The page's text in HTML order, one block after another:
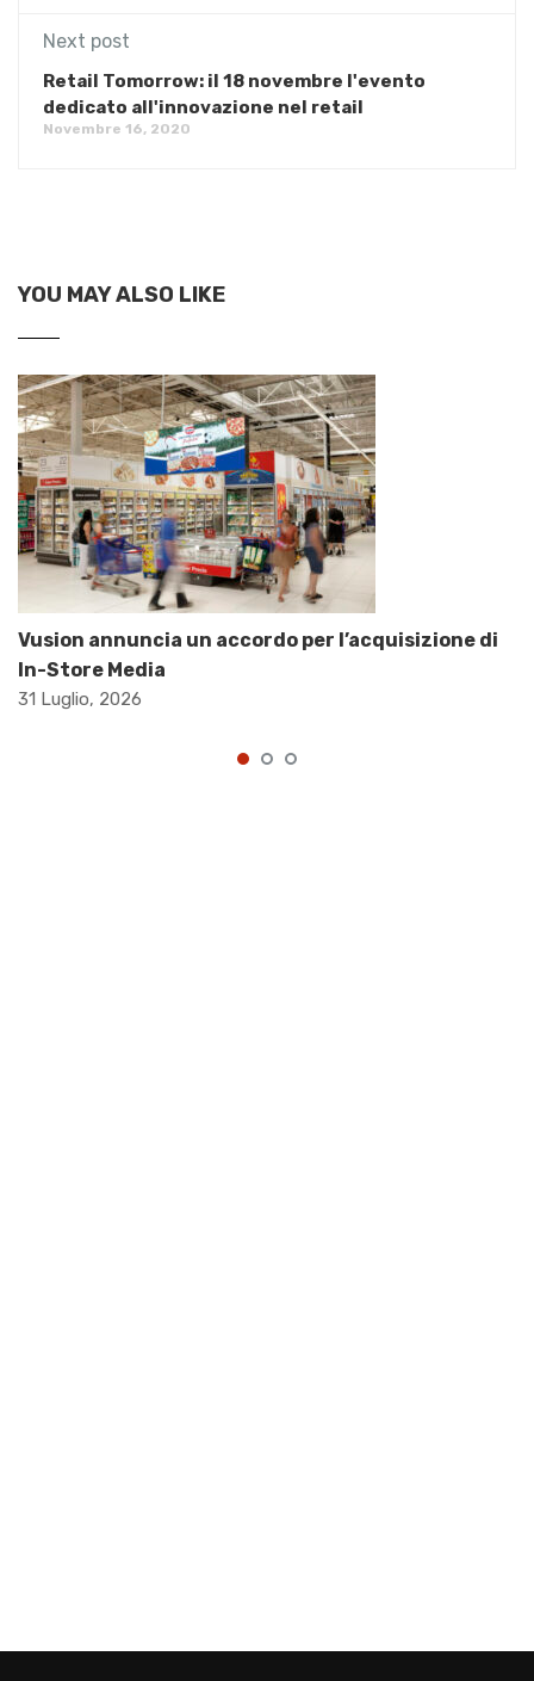
Next post
Retail Tomorrow: il 18 novembre l'evento
dedicato all'innovazione nel retail
Novembre 16, 2020
YOU MAY ALSO LIKE
Vusion annuncia un accordo per l’acquisizione di
In-Store Media
31 Luglio, 2026